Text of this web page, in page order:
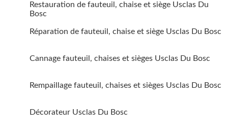
Restauration de fauteuil, chaise et siège Usclas Du
Bosc
Réparation de fauteuil, chaise et siège Usclas Du Bosc
Cannage fauteuil, chaises et sièges Usclas Du Bosc
Rempaillage fauteuil, chaises et sièges Usclas Du Bosc
Décorateur Usclas Du Bosc